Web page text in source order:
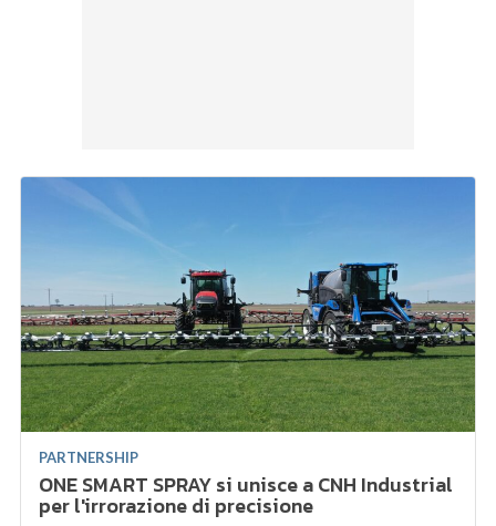
PARTNERSHIP
ONE SMART SPRAY si unisce a CNH Industrial
per l'irrorazione di precisione